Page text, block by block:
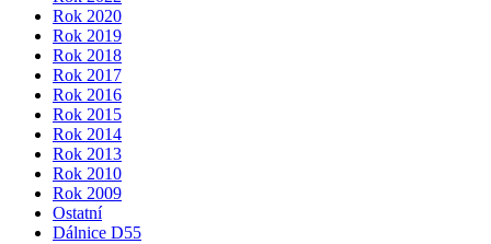
Rok 2020
Rok 2019
Rok 2018
Rok 2017
Rok 2016
Rok 2015
Rok 2014
Rok 2013
Rok 2010
Rok 2009
Ostatní
Dálnice D55